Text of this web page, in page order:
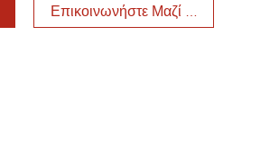
Επικοινωνήστε Μαζί Μας